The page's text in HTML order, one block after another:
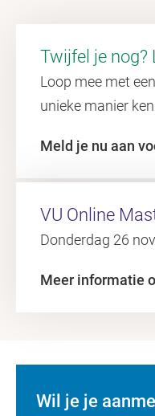
Twijfel je nog?
Loop mee met
unieke manier
Meld je nu aan
VU Online
Donderdag 26
Meer informatie
Wil je je